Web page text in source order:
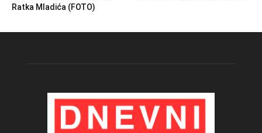
Ratka Mladića (FOTO)